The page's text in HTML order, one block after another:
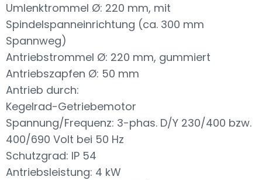
Umlenktrommel Ø: 220 mm, mit
Spindelspanneinrichtung (ca. 300 mm
Spannweg)
Antriebstrommel Ø: 220 mm, gummiert
Antriebszapfen Ø: 50 mm
Antrieb durch:
Kegelrad-Getriebemotor
Spannung/Frequenz: 3-phas. D/Y 230/400 bzw.
400/690 Volt bei 50 Hz
Schutzgrad: IP 54
Antriebsleistung: 4 kW